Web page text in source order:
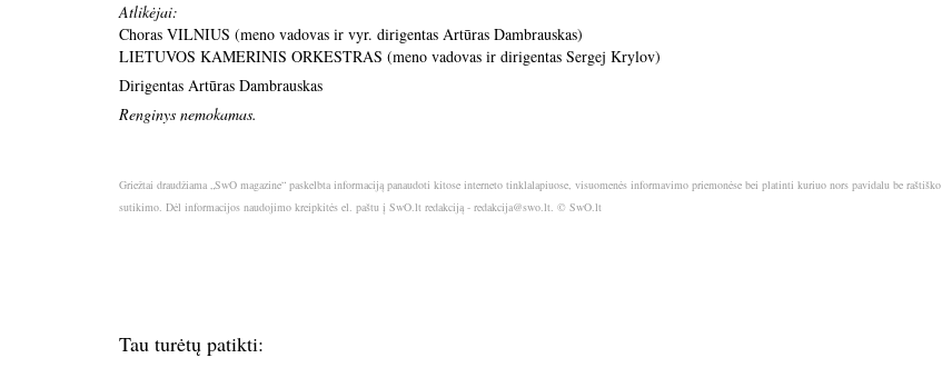
Atlikėjai:
Choras VILNIUS (meno vadovas ir vyr. dirigentas Artūras Dambrauskas)
LIETUVOS KAMERINIS ORKESTRAS (meno vadovas ir dirigentas Sergej Krylov)
Dirigentas Artūras Dambrauskas
Renginys nemokamas.
Griežtai draudžiama „SwO magazine“ paskelbta informaciją panaudoti kitose interneto tinklalapiuose, visuomenės informavimo priemonėse bei platinti kuriuo nors pavidalu be raštiško
sutikimo. Dėl informacijos naudojimo kreipkitės el. paštu į SwO.lt redakciją - redakcija@swo.lt. © SwO.lt
Tau turėtų patikti: